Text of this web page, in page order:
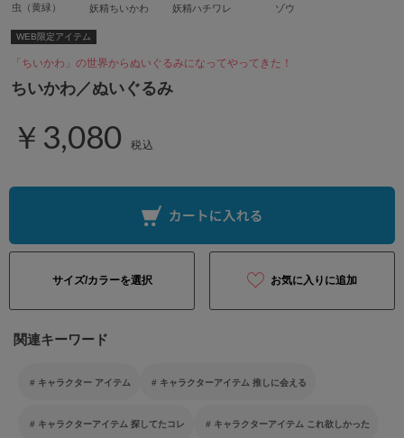
虫（黄緑） 妖精ちいかわ 妖精ハチワレ ゾウ
WEB限定アイテム
「ちいかわ」の世界からぬいぐるみになってやってきた！
ちいかわ／ぬいぐるみ
￥3,080 税込
サイズ/カラーを選択 お気に入りに追加
関連キーワード
キャラクター アイテム キャラクターアイテム 推しに会える
キャラクターアイテム 探してたコレ キャラクターアイテム これ欲しかった